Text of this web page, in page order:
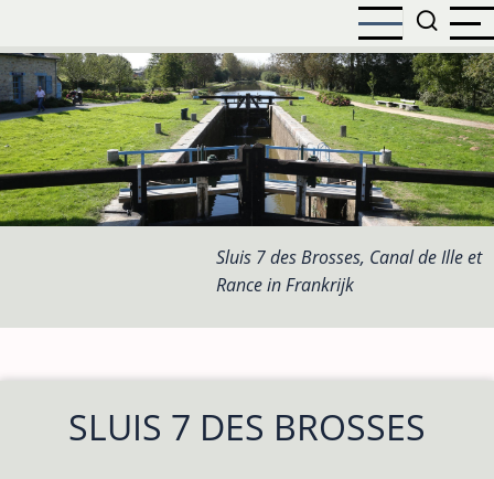
naar
de
inhoud
gaan
Sluis 7 des Brosses, Canal de Ille et
Rance in Frankrijk
SLUIS 7 DES BROSSES